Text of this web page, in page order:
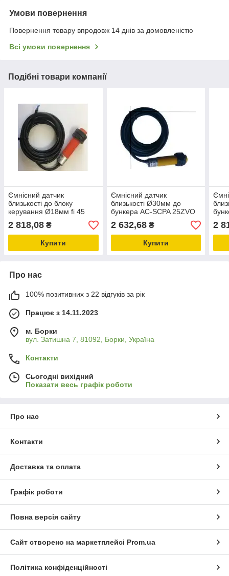
Умови повернення
Повернення товару впродовж 14 днів за домовленістю
Всі умови повернення
Подібні товари компанії
Ємнісний датчик
близькості до блоку
керування Ø18мм fi 45
AC-SCPA 10RVO
2 818,08 ₴
Купити
Ємнісний датчик
близькості Ø30мм до
бункера AC-SCPA 25ZVO
2 632,68₴
Купити
2
Про нас
100% позитивних з 22 відгуків за рік
Працює з 14.11.2023
м. Борки
вул. Затишна 7, 81092, Борки, Україна
Контакти
Сьогодні вихідний
Показати весь графік роботи
Про нас
Контакти
Доставка та оплата
Графік роботи
Повна версія сайту
Сайт створено на маркетплейсі Prom.ua
Політика конфіденційності